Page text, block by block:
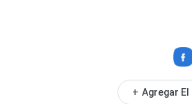
+ Agregar